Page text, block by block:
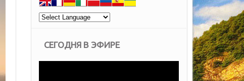
СЕГОДНЯ В ЭФИРЕ